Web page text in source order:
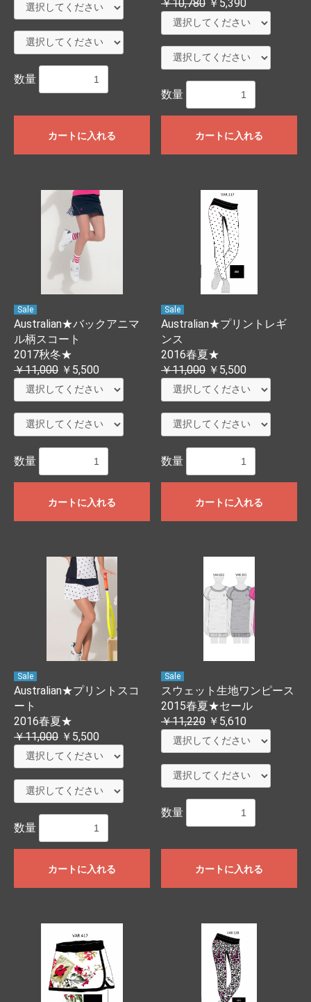
数量
カートに入れる
￥10,780 ￥5,390
数量
カートに入れる
Sale
Australian★バックアニマ
ル柄スコート
2017秋冬★
￥11,000 ￥5,500
数量
カートに入れる
Sale
Australian★プリントレギ
ンス
2016春夏★
￥11,000 ￥5,500
数量
カートに入れる
Sale
Australian★プリントスコ
ート
2016春夏★
￥11,000 ￥5,500
数量
カートに入れる
Sale
スウェット生地ワンピース
2015春夏★セール
￥11,220 ￥5,610
数量
カートに入れる
カートへ進む